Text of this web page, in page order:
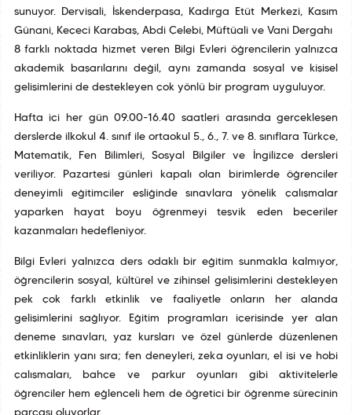
sunuyor. Dervişali, İskenderpaşa, Kadırga Etüt Merkezi, Kasım
Günani, Keçeci Karabaş, Abdi Çelebi, Müftüali ve Vani Dergahı
8 farklı noktada hizmet veren Bilgi Evleri öğrencilerin yalnızca
akademik başarılarını değil, aynı zamanda sosyal ve kişisel
gelişimlerini de destekleyen çok yönlü bir program uyguluyor.
Hafta içi her gün 09.00-16.40 saatleri arasında gerçekleşen
derslerde ilkokul 4. sınıf ile ortaokul 5., 6., 7. ve 8. sınıflara Türkçe,
Matematik, Fen Bilimleri, Sosyal Bilgiler ve İngilizce dersleri
veriliyor. Pazartesi günleri kapalı olan birimlerde öğrenciler
deneyimli eğitimciler eşliğinde sınavlara yönelik çalışmalar
yaparken hayat boyu öğrenmeyi teşvik eden beceriler
kazanmaları hedefleniyor.
Bilgi Evleri yalnızca ders odaklı bir eğitim sunmakla kalmıyor,
öğrencilerin sosyal, kültürel ve zihinsel gelişimlerini destekleyen
pek çok farklı etkinlik ve faaliyetle onların her alanda
gelişimlerini sağlıyor. Eğitim programları içerisinde yer alan
deneme sınavları, yaz kursları ve özel günlerde düzenlenen
etkinliklerin yanı sıra; fen deneyleri, zeka oyunları, el işi ve hobi
çalışmaları, bahçe ve parkur oyunları gibi aktivitelerle
öğrenciler hem eğlenceli hem de öğretici bir öğrenme sürecinin